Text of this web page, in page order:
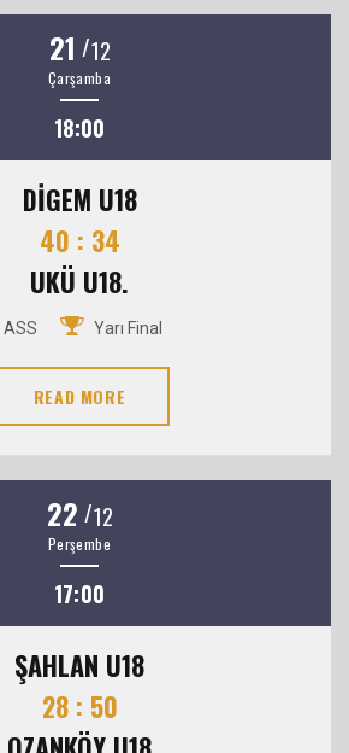
21 /12
Çarşamba
18:00
DİGEM U18
40 : 34
UKÜ U18.
ASS Yarı Final
READ MORE
22 /12
Perşembe
17:00
ŞAHLAN U18
28 : 50